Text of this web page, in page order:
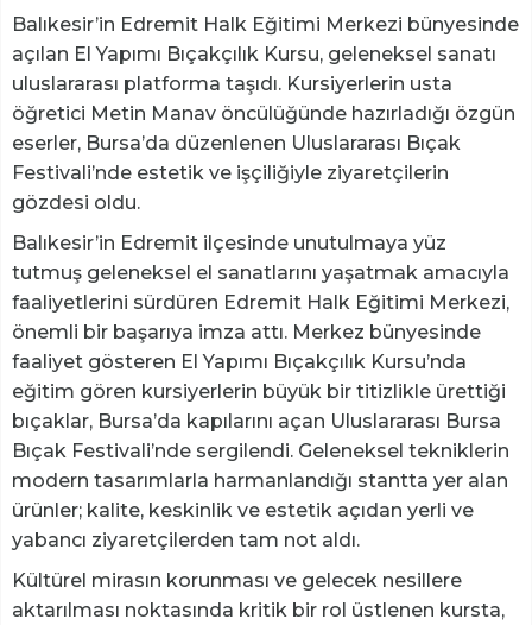
Balıkesir’in Edremit Halk Eğitimi Merkezi bünyesinde
açılan El Yapımı Bıçakçılık Kursu, geleneksel sanatı
uluslararası platforma taşıdı. Kursiyerlerin usta
öğretici Metin Manav öncülüğünde hazırladığı özgün
eserler, Bursa’da düzenlenen Uluslararası Bıçak
Festivali’nde estetik ve işçiliğiyle ziyaretçilerin
gözdesi oldu.
Balıkesir’in Edremit ilçesinde unutulmaya yüz
tutmuş geleneksel el sanatlarını yaşatmak amacıyla
faaliyetlerini sürdüren Edremit Halk Eğitimi Merkezi,
önemli bir başarıya imza attı. Merkez bünyesinde
faaliyet gösteren El Yapımı Bıçakçılık Kursu’nda
eğitim gören kursiyerlerin büyük bir titizlikle ürettiği
bıçaklar, Bursa’da kapılarını açan Uluslararası Bursa
Bıçak Festivali’nde sergilendi. Geleneksel tekniklerin
modern tasarımlarla harmanlandığı stantta yer alan
ürünler; kalite, keskinlik ve estetik açıdan yerli ve
yabancı ziyaretçilerden tam not aldı.
Kültürel mirasın korunması ve gelecek nesillere
aktarılması noktasında kritik bir rol üstlenen kursta,